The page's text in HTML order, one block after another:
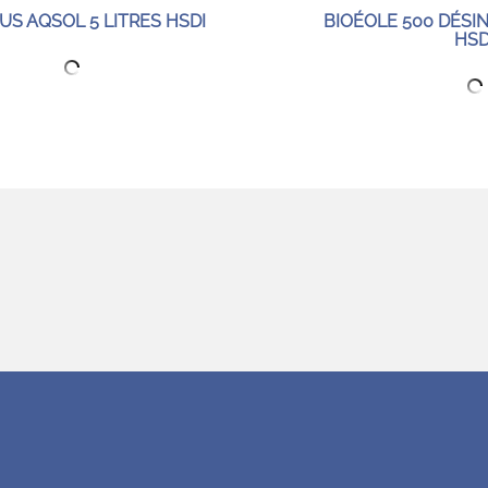
AQSOL 5 LITRES HSDI
BIOÉOLE 500